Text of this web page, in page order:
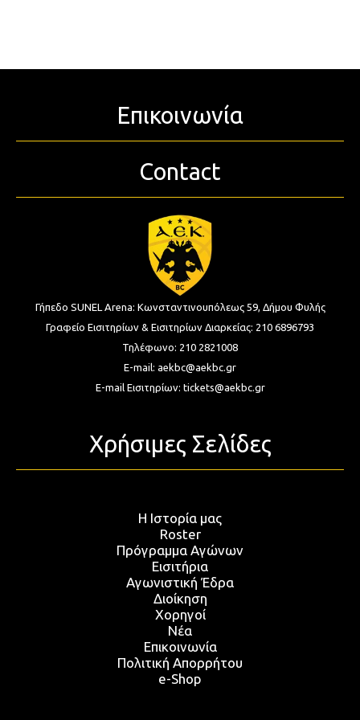
Επικοινωνία
Contact
Γήπεδο SUNEL Arena: Κωνσταντινουπόλεως 59, Δήμου Φυλής
Γραφείο Εισιτηρίων & Εισιτηρίων Διαρκείας: 210 6896793
Τηλέφωνο: 210 2821008
E-mail: aekbc@aekbc.gr
E-mail Εισιτηρίων: tickets@aekbc.gr
Χρήσιμες Σελίδες
Η Ιστορία μας
Roster
Πρόγραμμα Αγώνων
Εισιτήρια
Αγωνιστική Έδρα
Διοίκηση
Χορηγοί
Νέα
Επικοινωνία
Πολιτική Απορρήτου
e-Shop